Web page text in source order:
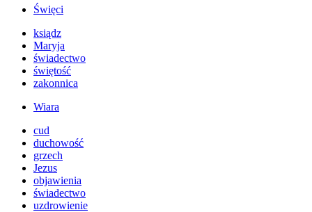
Święci
ksiądz
Maryja
świadectwo
świętość
zakonnica
Wiara
cud
duchowość
grzech
Jezus
objawienia
świadectwo
uzdrowienie